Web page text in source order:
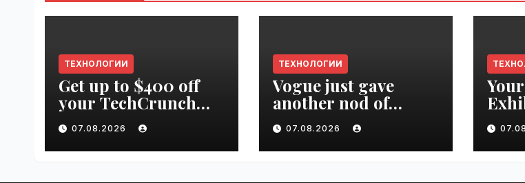
ТЕХНОЛОГИИ
Get up to $400 off
your TechCrunch
Disrupt 2026 pass
until tomorrow |
VseTime.ru
07.08.2026
ТЕХНОЛОГИИ
Vogue just gave
another nod of
approval to the tech
world | VseTime.ru
07.08.2026